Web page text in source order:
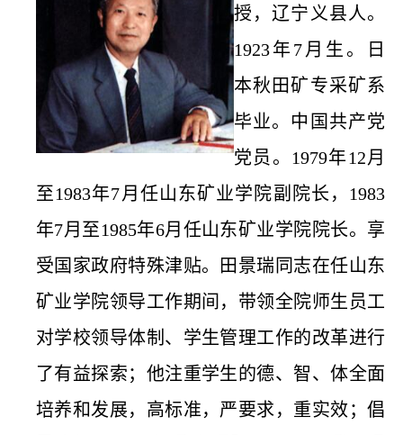
授，辽宁义县人。
1923年7月生。日
本秋田矿专采矿系
毕业。中国共产党
党员。1979年12月
至1983年7月任山东矿业学院副院长，1983
年7月至1985年6月任山东矿业学院院长。享
受国家政府特殊津贴。田景瑞同志在任山东
矿业学院领导工作期间，带领全院师生员工
对学校领导体制、学生管理工作的改革进行
了有益探索；他注重学生的德、智、体全面
培养和发展，高标准，严要求，重实效；倡